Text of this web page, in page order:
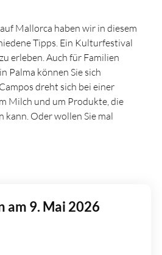
Mallorca haben wir in diesem
Tipps. Ein Kulturfestival
erleben. Auch für Familien
Palma können Sie sich
dreht sich bei einer
Milch und um Produkte, die
kann. Oder wollen Sie mal
am 9. Mai 2026